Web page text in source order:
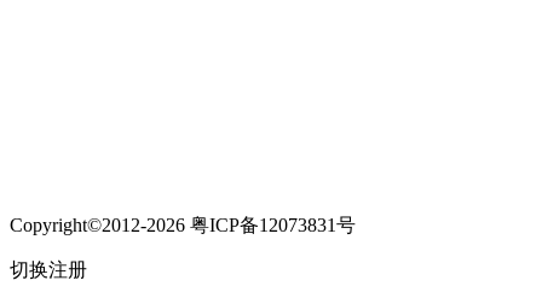
Copyright©2012-2026 粤ICP备12073831号
切换注册